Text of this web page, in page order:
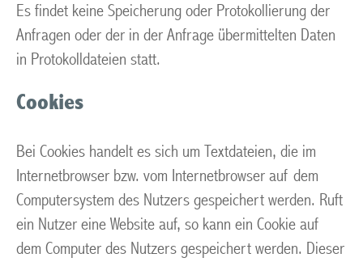
Es findet keine Speicherung oder Protokollierung der
Anfragen oder der in der Anfrage übermittelten Daten
in Protokolldateien statt.
Cookies
Bei Cookies handelt es sich um Textdateien, die im
Internetbrowser bzw. vom Internetbrowser auf dem
Computersystem des Nutzers gespeichert werden. Ruft
ein Nutzer eine Website auf, so kann ein Cookie auf
dem Computer des Nutzers gespeichert werden. Dieser